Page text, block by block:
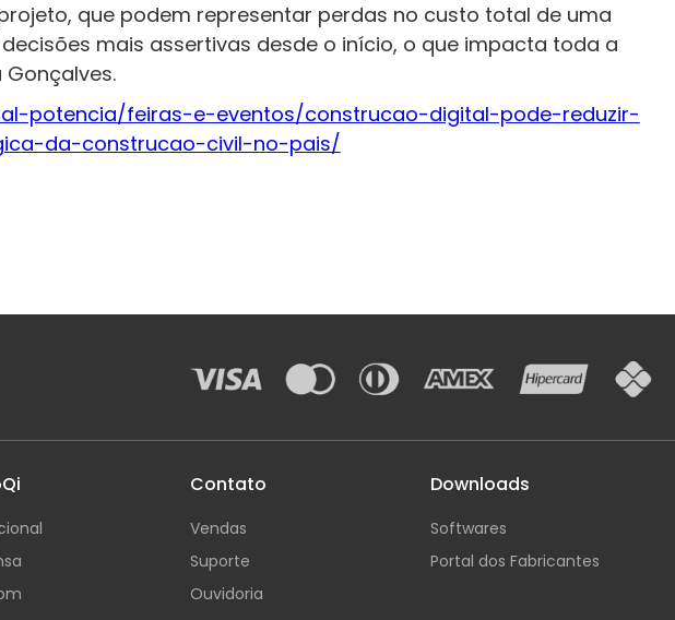
que podem representar perdas no custo total de uma
mais assertivas desde o início, o que impacta toda a
potencia/feiras-e-eventos/construcao-digital-pode-reduzir-
da-construcao-civil-no-pais/
Contato
Vendas
Suporte
Ouvidoria
Downloads
Softwares
Portal dos Fabricantes